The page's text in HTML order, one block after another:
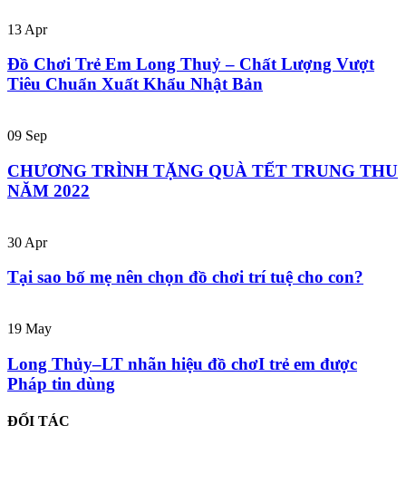
13 Apr
Đồ Chơi Trẻ Em Long Thuỷ – Chất Lượng Vượt
Tiêu Chuẩn Xuất Khẩu Nhật Bản
09 Sep
CHƯƠNG TRÌNH TẶNG QUÀ TẾT TRUNG THU
NĂM 2022
30 Apr
Tại sao bố mẹ nên chọn đồ chơi trí tuệ cho con?
19 May
Long Thủy–LT nhãn hiệu đồ chơI trẻ em được
Pháp tin dùng
ĐỐI TÁC